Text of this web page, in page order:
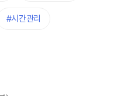
#시간관리